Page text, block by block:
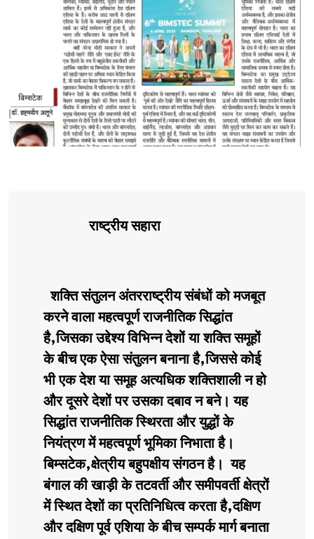
राष्ट्रीय सहारा
शक्ति संतुलन अंतरराष्ट्रीय संबंधों को मजबूत
करने वाला महत्वपूर्ण राजनीतिक सिद्धांत
है,जिसका उद्देश्य विभिन्न देशों या शक्ति समूहों
के बीच एक ऐसा संतुलन बनाना है,जिससे कोई
भी एक देश या समूह अत्यधिक शक्तिशाली न हो
और दूसरे देशों पर उसका दबाव न बने। यह
सिद्धांत राजनीतिक स्थिरता और युद्धों के
नियंत्रण में महत्वपूर्ण भूमिका निभाता है।
बिम्सटेक,क्षेत्रीय बहुपक्षीय संगठन है। यह
बंगाल की खाड़ी के तटवर्ती और समीपवर्ती क्षेत्रों
में स्थित देशों का प्रतिनिधित्व करता है,दक्षिण
और दक्षिण पूर्व एशिया के बीच सम्पर्क मार्ग बनाता